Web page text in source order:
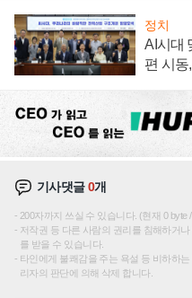
정치
AI시대
편 시동
기사댓글0개
200자까지 쓰실 수 있습니다. (현재 0 byte
저작권 등 다른 사람의 권리를 침해하거
를 받을 수 있습니다.
타인에게 불쾌감을 주는 욕설 등 비하하
리자의 판단에 의해 삭제 합니다.